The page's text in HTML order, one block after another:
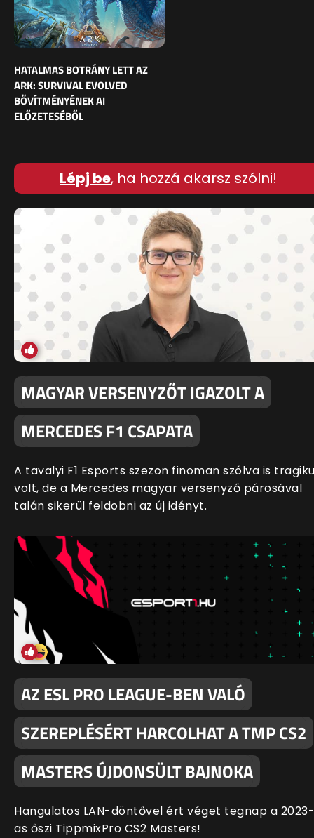
HATALMAS BOTRÁNY LETT AZ
ARK: SURVIVAL EVOLVED
BŐVÍTMÉNYÉNEK AI
ELŐZETESÉBŐL
Lépj be, ha hozzá akarsz szólni!
MAGYAR VERSENYZŐT IGAZOLT A
MERCEDES F1 CSAPATA
A tavalyi F1 Esports szezon finoman szólva is
volt, de a Mercedes magyar versenyző párosával
talán sikerül feldobni az új idényt.
AZ ESL PRO LEAGUE-BEN VALÓ
SZEREPLÉSÉRT HARCOLHAT A TMP CS2
MASTERS ÚJDONSÜLT BAJNOKA
Hangulatos LAN-döntővel ért véget tegnap a 2023-
as őszi TippmixPro CS2 Masters!